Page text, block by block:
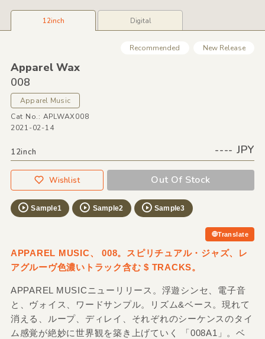
12inch Digital
Recommended New Release
Apparel Wax
008
Apparel Music
Cat No.: APLWAX008
2021-02-14
12inch ---- JPY
Wishlist Out Of Stock
Sample1 Sample2 Sample3
Translate
APPAREL MUSIC、 008。スピリチュアル・ジャズ、レ
アグルーヴ色濃いトラック含む $ TRACKS。
APPAREL MUSICニューリリース。浮遊シンセ、電子音
と、ヴォイス、ワードサンプル。リズム&ベース。現れて
消える、ループ、ディレイ、それぞれのシーケンスのタイ
ム感覚が絶妙に世界観を築き上げていく 「008A1」。ベ